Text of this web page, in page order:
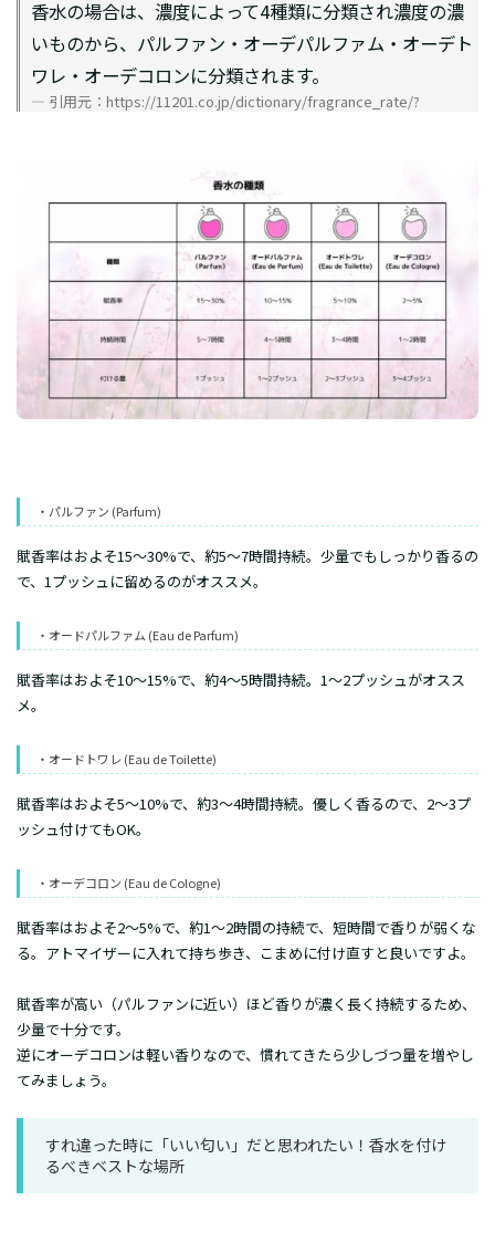
香水の場合は、濃度によって4種類に分類され濃度の濃
いものから、パルファン・オーデパルファム・オーデト
ワレ・オーデコロンに分類されます。
引用元：https://11201.co.jp/dictionary/fragrance_rate/?
・パルファン (Parfum)
賦香率はおよそ15～30%で、約5～7時間持続。少量でもしっかり香るの
で、1プッシュに留めるのがオススメ。
・オードパルファム (Eau de Parfum)
賦香率はおよそ10～15%で、約4～5時間持続。1～2プッシュがオスス
メ。
・オードトワレ (Eau de Toilette)
賦香率はおよそ5～10%で、約3～4時間持続。優しく香るので、2～3プ
ッシュ付けてもOK。
・オーデコロン (Eau de Cologne)
賦香率はおよそ2～5%で、約1～2時間の持続で、短時間で香りが弱くな
る。アトマイザーに入れて持ち歩き、こまめに付け直すと良いですよ。
賦香率が高い（パルファンに近い）ほど香りが濃く長く持続するため、
少量で十分です。
逆にオーデコロンは軽い香りなので、慣れてきたら少しづつ量を増やし
てみましょう。
すれ違った時に「いい匂い」だと思われたい！香水を付け
るべきベストな場所